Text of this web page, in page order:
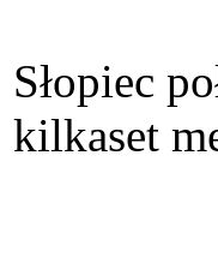
Słopiec
kilkaset